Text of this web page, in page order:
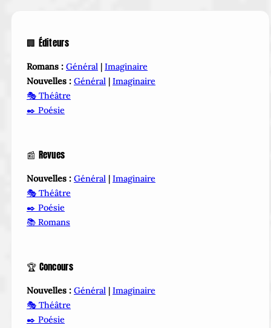
🏢 Éditeurs
Romans : Général | Imaginaire
Nouvelles : Général | Imaginaire
🎭 Théâtre
✒️ Poésie
📰 Revues
Nouvelles : Général | Imaginaire
🎭 Théâtre
✒️ Poésie
📚 Romans
🏆 Concours
Nouvelles : Général | Imaginaire
🎭 Théâtre
✒️ Poésie